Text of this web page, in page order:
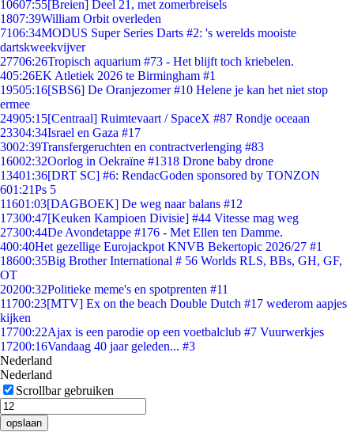
10607:55[Breien] Deel 21, met zomerbreisels
1807:39William Orbit overleden
7106:34MODUS Super Series Darts #2: 's werelds mooiste
dartskweekvijver
27706:26Tropisch aquarium #73 - Het blijft toch kriebelen.
405:26EK Atletiek 2026 te Birmingham #1
19505:16[SBS6] De Oranjezomer #10 Helene je kan het niet stop
ermee
24905:15[Centraal] Ruimtevaart / SpaceX #87 Rondje oceaan
23304:34Israel en Gaza #17
3002:39Transfergeruchten en contractverlenging #83
16002:32Oorlog in Oekraïne #1318 Drone baby drone
13401:36[DRT SC] #6: RendacGoden sponsored by TONZON
601:21Ps 5
11601:03[DAGBOEK] De weg naar balans #12
17300:47[Keuken Kampioen Divisie] #44 Vitesse mag weg
27300:44De Avondetappe #176 - Met Ellen ten Damme.
400:40Het gezellige Eurojackpot KNVB Bekertopic 2026/27 #1
18600:35Big Brother International # 56 Worlds RLS, BBs, GH, GF,
OT
20200:32Politieke meme's en spotprenten #11
11700:23[MTV] Ex on the beach Double Dutch #17 wederom aapjes
kijken
17700:22Ajax is een parodie op een voetbalclub #7 Vuurwerkjes
17200:16Vandaag 40 jaar geleden... #3
Nederland
Nederland
Scrollbar gebruiken
opslaan